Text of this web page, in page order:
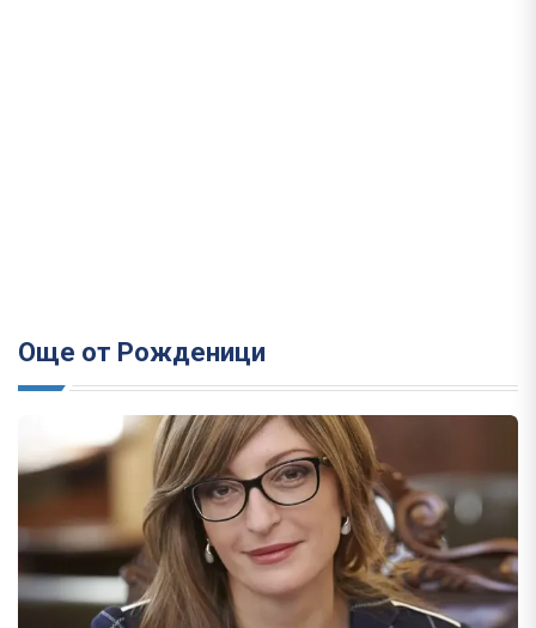
Още от Рожденици